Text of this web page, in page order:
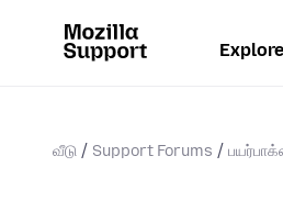
வீடு Support Forums